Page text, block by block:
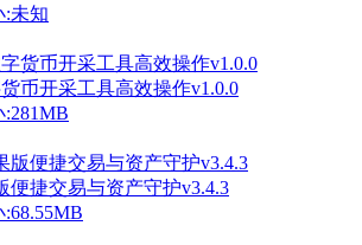
:未知
币开采工具高效操作v1.0.0
:281MB
便捷交易与资产守护v3.4.3
:68.55MB